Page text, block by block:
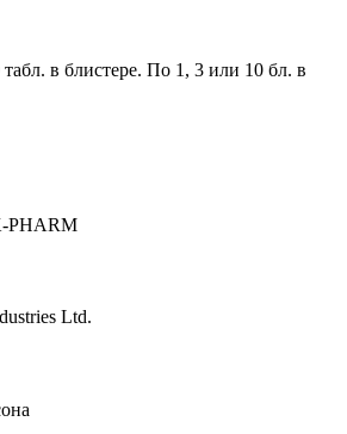
в блистере. По 1, 3 или 10 бл. в
PHARM
Ltd.